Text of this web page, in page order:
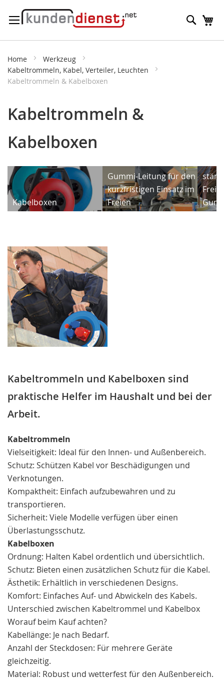
zum
Suche
Home
Werkzeug
Kabeltrommeln, Kabel, Verteiler, Leuchten
Kabeltrommeln & Kabelboxen
Kabeltrommeln &
Kabelboxen
Kabelboxen
Gummi-Leitung für den
kurzfristigen Einsatz im
Freien
Kabeltrommeln und Kabelboxen sind
praktische Helfer im Haushalt und bei der
Arbeit.
Kabeltrommeln
Vielseitigkeit: Ideal für den Innen- und Außenbereich.
Schutz: Schützen Kabel vor Beschädigungen und
Verknotungen.
Kompaktheit: Einfach aufzubewahren und zu
transportieren.
Sicherheit: Viele Modelle verfügen über einen
Überlastungsschutz.
Kabelboxen
Ordnung: Halten Kabel ordentlich und übersichtlich.
Schutz: Bieten einen zusätzlichen Schutz für die Kabel.
Ästhetik: Erhältlich in verschiedenen Designs.
Komfort: Einfaches Auf- und Abwickeln des Kabels.
Unterschied zwischen Kabeltrommel und Kabelbox
Worauf beim Kauf achten?
Kabellänge: Je nach Bedarf.
Anzahl der Steckdosen: Für mehrere Geräte
gleichzeitig.
Material: Robust und wetterfest für den Außenbereich.